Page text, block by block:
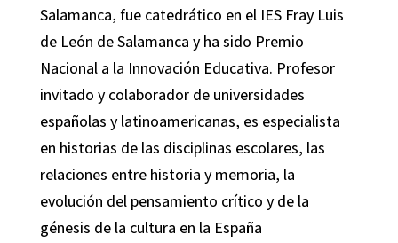
Salamanca, fue catedrático en el IES Fray Luis
de León de Salamanca y ha sido Premio
Nacional a la Innovación Educativa. Profesor
invitado y colaborador de universidades
españolas y latinoamericanas, es especialista
en historias de las disciplinas escolares, las
relaciones entre historia y memoria, la
evolución del pensamiento crítico y de la
génesis de la cultura en la España